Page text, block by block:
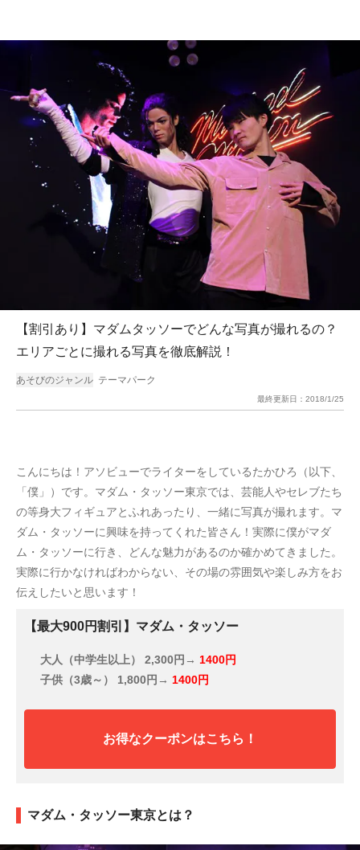
【割引あり】マダムタッソーでどんな写真が撮れるの？
エリアごとに撮れる写真を徹底解説！
あそびのジャンル テーマパーク
最終更新日： 2018/1/25
こんにちは！アソビューでライターをしているたかひろ（以下、
「僕」）です。マダム・タッソー東京では、芸能人やセレブたち
の等身大フィギュアとふれあったり、一緒に写真が撮れます。マ
ダム・タッソーに興味を持ってくれた皆さん！実際に僕がマダ
ム・タッソーに行き、どんな魅力があるのか確かめてきました。
実際に行かなければわからない、その場の雰囲気や楽しみ方をお
伝えしたいと思います！
【最大900円割引】マダム・タッソー
大人（中学生以上） 2,300円→ 1400円
子供（3歳～）
1,800円→ 1400円
お得なクーポンはこちら！
マダム・タッソー東京とは？